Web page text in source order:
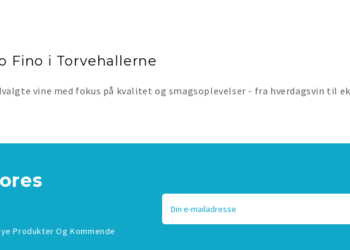
Fino i Torvehallerne
vine med fokus på kvalitet og smagsoplevelser - fra hverdagsvin til
Produkter Og Kommende
E-
mailadresse